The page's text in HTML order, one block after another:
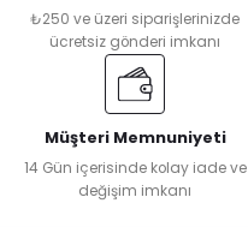
₺250 ve üzeri siparişlerinizde
ücretsiz gönderi imkanı
Müşteri Memnuniyeti
14 Gün içerisinde kolay iade ve
değişim imkanı